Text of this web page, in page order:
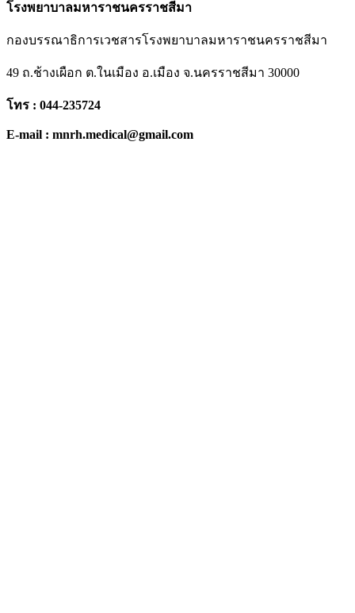
โรงพยาบาลมหาราชนครราชสีมา
กองบรรณาธิการเวชสารโรงพยาบาลมหาราชนครราชสีมา
49 ถ.ช้างเผือก ต.ในเมือง อ.เมือง จ.นครราชสีมา 30000
โทร : 044-235724
E-mail : mnrh.medical@gmail.com